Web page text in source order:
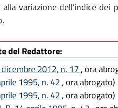
variazione dell'indice
del Redattore:
2012, n. 17 , ora
1995, n. 42 , ora abrogato)
1995, n. 42 , ora abrogato)